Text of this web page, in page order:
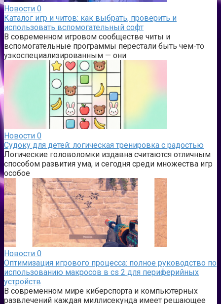
Новости 0
Каталог игр и читов: как выбрать, проверить и
использовать вспомогательный софт
В современном игровом сообществе читы и
вспомогательные программы перестали быть чем-то
узкоспециализированным — они
Новости 0
Судоку для детей: логическая тренировка с радостью
Логические головоломки издавна считаются отличным
способом развития ума, и сегодня среди множества игр
особое
Новости 0
Оптимизация игрового процесса: полное руководство по
использованию макросов в cs 2 для периферийных
устройств
В современном мире киберспорта и компьютерных
развлечений каждая миллисекунда имеет решающее